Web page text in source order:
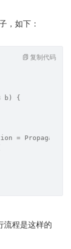
，如下：
b) {
=
复制代码
流程是这样的